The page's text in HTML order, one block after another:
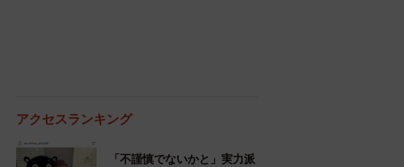
アクセスランキング
「不謹慎でないかと」実力派